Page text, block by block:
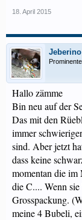
18. April 2015
Jeberino
Hallo zämme
Bin neu auf der
Das mit den
immer
sind. Aber jetzt
dass keine
momentan die im
die C.... Wenn
Grosspackung.
meine 4 Bubeli,